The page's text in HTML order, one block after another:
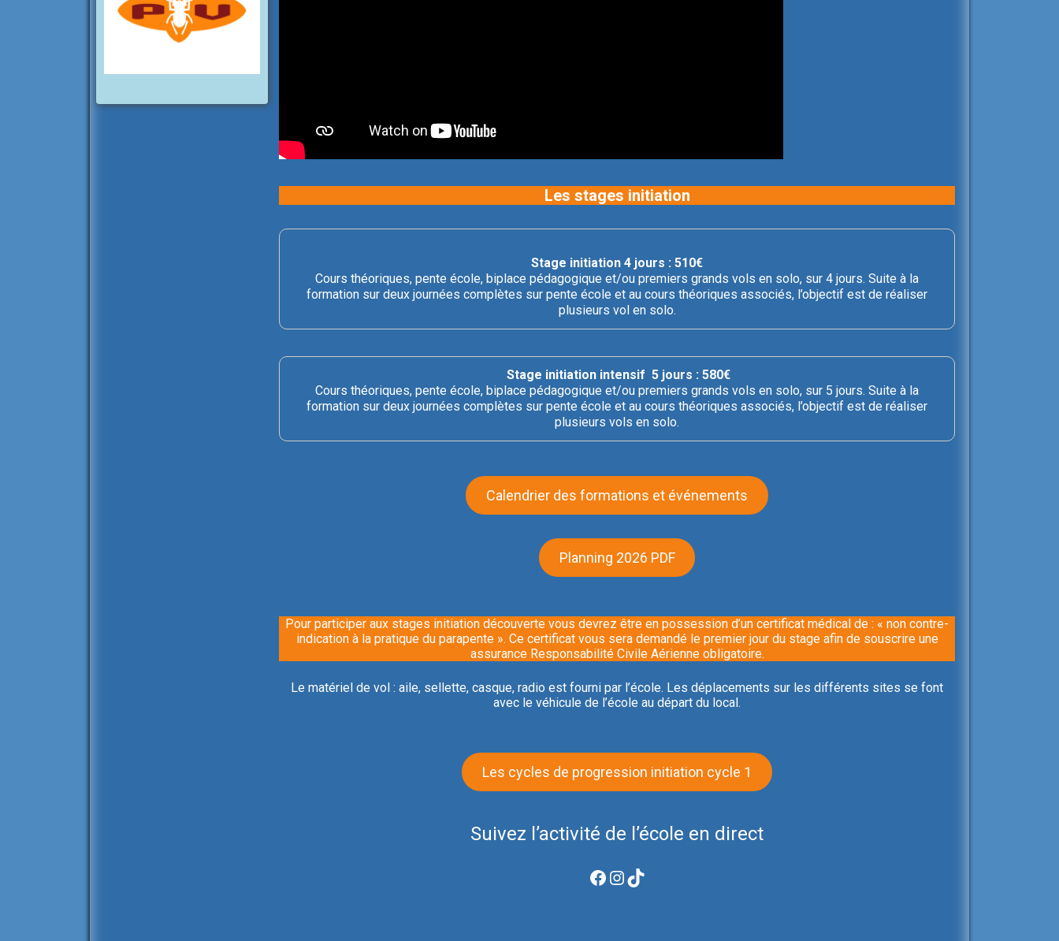
Les stages initiation
Stage initiation 4 jours : 510€
Cours théoriques, pente école, biplace pédagogique et/ou premiers grands vols en solo, sur 4 jours. Suite à la
formation sur deux journées complètes sur pente école et au cours théoriques associés, l’objectif est de réaliser
plusieurs vol en solo.
Stage initiation intensif 5 jours : 580€
Cours théoriques, pente école, biplace pédagogique et/ou premiers grands vols en solo, sur 5 jours. Suite à la
formation sur deux journées complètes sur pente école et au cours théoriques associés, l’objectif est de réaliser
plusieurs vols en solo.
Calendrier des formations et événements
Planning 2026 PDF
Pour participer aux stages initiation découverte vous devrez être en possession d’un certificat médical de : « non contre-
indication à la pratique du parapente ». Ce certificat vous sera demandé le premier jour du stage afin de souscrire une
assurance Responsabilité Civile Aérienne obligatoire.
Le matériel de vol : aile, sellette, casque, radio est fourni par l’école. Les déplacements sur les différents sites se font
avec le véhicule de l’école au départ du local.
Les cycles de progression initiation cycle 1
Suivez l’activité de l’école en direct
Facebook InstagramTikTok